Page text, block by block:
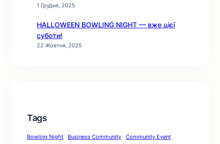
1 Грудня, 2025
HALLOWEEN BOWLING NIGHT — вже цієї
суботи!
22 Жовтня, 2025
Tags
Bowling Night Business Community
Community Event